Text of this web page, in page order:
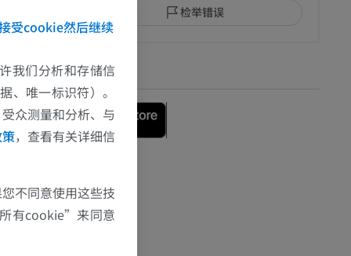
检举错误
下载APP
受cookie然后继续
我们分析和存储信
、唯一标识符）。
众测量和分析、与
，查看有关详细信
不同意使用这些技
有cookie”来同意